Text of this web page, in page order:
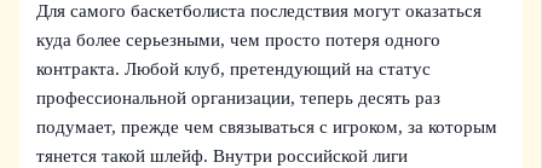
Для самого баскетболиста последствия могут оказаться
куда более серьезными, чем просто потеря одного
контракта. Любой клуб, претендующий на статус
профессиональной организации, теперь десять раз
подумает, прежде чем связываться с игроком, за которым
тянется такой шлейф. Внутри российской лиги